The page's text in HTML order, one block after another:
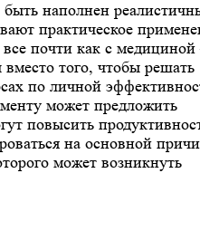
наполнен
практическое
почти как с медициной
того, чтобы решать
по личной
может предложить
повысить
на основной
может возникнуть